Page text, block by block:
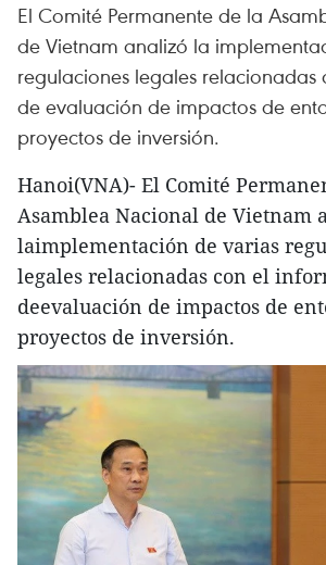
El Comité Permanente de la
de Vietnam analizó la
regulaciones legales relacionadas
de evaluación de impactos de
proyectos de inversión.
Hanoi(VNA)- El Comité
Asamblea Nacional de Vietnam
laimplementación de varias
legales relacionadas con el
deevaluación de impactos de
proyectos de inversión.